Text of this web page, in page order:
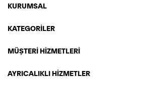
KURUMSAL
KATEGORİLER
MÜŞTERİ HİZMETLERİ
AYRICALIKLI HİZMETLER